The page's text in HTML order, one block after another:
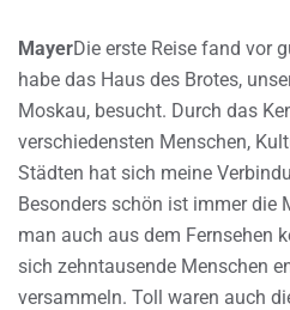
MayerDie erste Reise fand vor
habe das Haus des Brotes,
Moskau, besucht. Durch das
verschiedensten Menschen,
Städten hat sich meine
Besonders schön ist immer die
man auch aus dem Fernsehen
sich zehntausende Menschen
versammeln. Toll waren auch